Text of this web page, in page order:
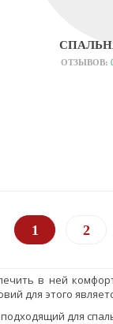
ОТЗЫВОВ:
1 2
в ней
для этого
для